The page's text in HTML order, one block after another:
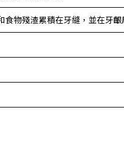
物殘渣累積在牙縫，並在牙